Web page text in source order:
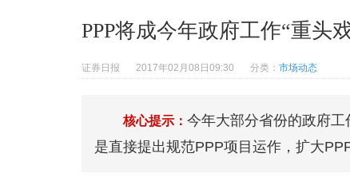
PPP将成今年政府工作“重头
证券日报 2017年02月08日09:30 分类： 市场动态
核心提示： 今年大部分省份的政府
是直接提出规范PPP项目运作，扩大